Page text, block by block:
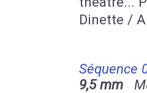
Dinette /
Séquence
9,5 mm